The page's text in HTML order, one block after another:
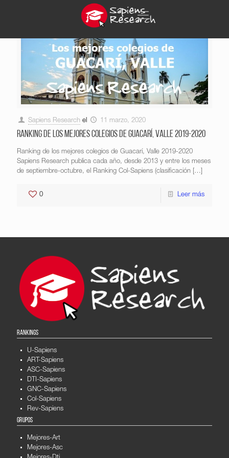
Sapiens Research el 11 marzo, 2020
Ranking de los mejores colegios de Guacarí, Valle 2019-2020
Ranking de los mejores colegios de Guacarí, Valle 2019-2020
Sapiens Research publica cada año, desde 2013 y entre los meses
de septiembre-octubre, el Ranking Col-Sapiens (clasificación […]
0 Leer más
RANKINGS
U-Sapiens
ART-Sapiens
ASC-Sapiens
DTI-Sapiens
GNC-Sapiens
Col-Sapiens
Rev-Sapiens
GRUPOS
Mejores-Art
Mejores-Asc